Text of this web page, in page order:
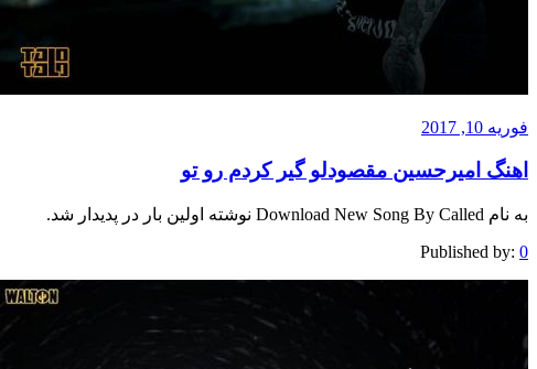
فوریه 10, 2017
اهنگ امیرحسین مقصودلو گیر کردم رو تو
به نام Download New Song By Called نوشته اولین بار در پدیدار شد.
Published by: 0